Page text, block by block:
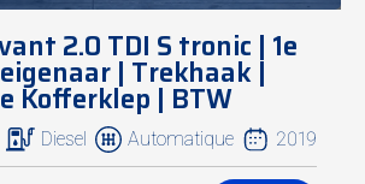
2.0 TDI S tronic | 1e
| Trekhaak |
Kofferklep | BTW
Diesel Automatique 2019